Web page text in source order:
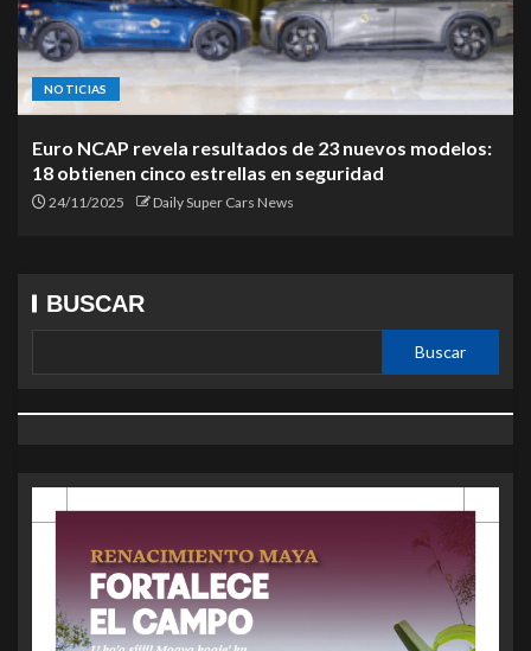
NOTICIAS
Euro NCAP revela resultados de 23 nuevos modelos:
18 obtienen cinco estrellas en seguridad
24/11/2025 Daily Super Cars News
BUSCAR
Buscar